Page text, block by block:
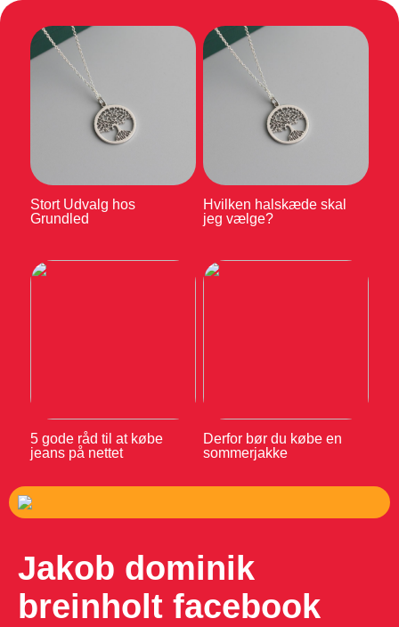
Stort Udvalg hos
Grundled
Hvilken halskæde skal
jeg vælge?
5 gode råd til at købe
jeans på nettet
Derfor bør du købe en
sommerjakke
Jakob dominik
breinholt facebook